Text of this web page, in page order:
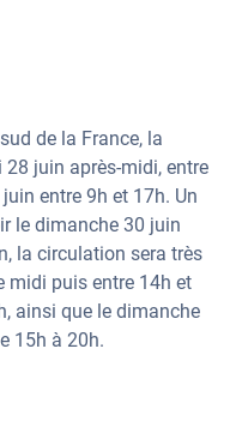
de la France, la
juin après-midi, entre
entre 9h et 17h. Un
le dimanche 30 juin
la circulation sera très
midi puis entre 14h et
ainsi que le dimanche
15h à 20h.